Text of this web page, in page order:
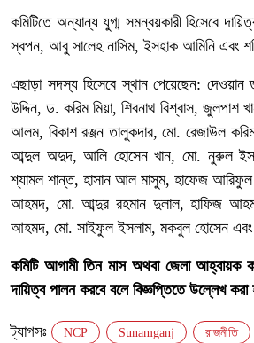
কমিটিতে অন্যান্য যুগ্ম সমন্বয়কারী হিসেবে
স্বপন, আবু সালেহ নাসিম, ইসহাক আমিনি এবং
এছাড়া সদস্য হিসেবে স্থান পেয়েছেন: দেওয়ান
উদ্দিন, ড. করিম মিয়া, শিবনাথ বিশ্বাস, জুলপাশ
আলম, বিকাশ রঞ্জন তালুকদার, মো. রেজাউল
আব্দুল অদুদ, আলি হোসেন খান, মো. নুরুল
শ্যামল শান্ত, হাসান আল মাসুম, হাফেজ আরিফুল
আহমদ, মো. আব্দুর রহমান দুলাল, হাফিজ
আহমদ, মো. সাইফুল ইসলাম, মকবুল হোসেন
কমিটি আগামী তিন মাস অথবা জেলা আহ্বায়ক
দায়িত্ব পালন করবে বলে বিজ্ঞপ্তিতে উল্লেখ করা
ট্যাগসঃ NCP Sunamganj রাজনীতি